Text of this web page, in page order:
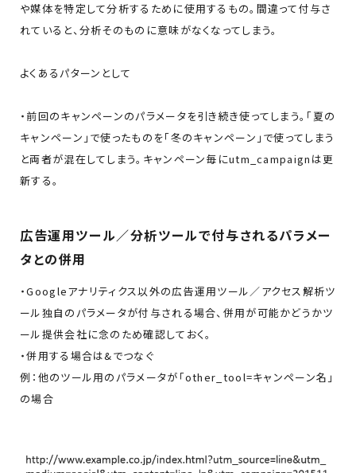
や媒体を特定して分析するために使用するもの。間違って付与さ
れていると、分析そのものに意味がなくなってしまう。
よくあるパターンとして
・前回のキャンペーンのパラメータを引き続き使ってしまう。「夏の
キャンペーン」で使ったものを「冬のキャンペーン」で使ってしまう
と両者が混在してしまう。キャンペーン毎にutm_campaignは更
新する。
広告運用ツール／分析ツールで付与されるパラメー
タとの併用
・Googleアナリティクス以外の広告運用ツール／アクセス解析ツ
ール独自のパラメータが付与される場合、併用が可能かどうかツ
ール提供会社に念のため確認しておく。
・併用する場合は&でつなぐ
例：他のツール用のパラメータが「other_tool=キャンペーン名」
の場合